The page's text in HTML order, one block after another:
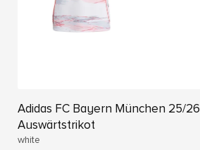
Adidas FC Bayern München 25/26
Auswärtstrikot
white